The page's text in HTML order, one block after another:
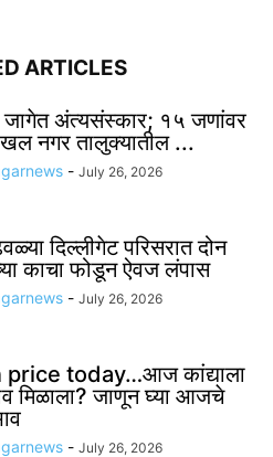
ARTICLES
जागेत अंत्यसंस्कार; १५ जणांवर
नगर तालुक्यातील ...
- July 26, 2026
दिल्लीगेट परिसरात दोन
काचा फोडून ऐवज लंपास
- July 26, 2026
today…आज कांद्याला
मिळाला? जाणून घ्या आजचे
- July 26, 2026